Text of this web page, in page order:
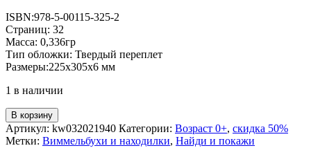
ISBN:978-5-00115-325-2
Страниц: 32
Масса: 0,336гр
Тип обложки: Твердый переплет
Размеры:225x305x6 мм
1 в наличии
В корзину
Артикул: kw032021940 Категории: Возраст 0+, скидка 50%
Метки: Виммельбухи и находилки, Найди и покажи